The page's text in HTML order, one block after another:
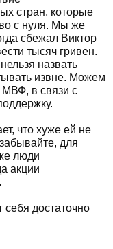
стран, которые
с нуля. Мы же
сбежал Виктор
тысяч гривен.
назвать
извне. Можем
в связи с
что хуже ей не
для
люди
акции
достаточно